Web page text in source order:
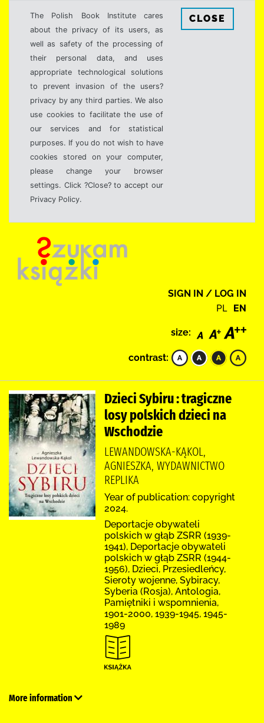
The Polish Book Institute cares
about the privacy of its users, as
well as safety of the processing of
their personal data, and uses
appropriate technological solutions
to prevent invasion of the users?
privacy by any third parties. We also
use cookies to facilitate the use of
our services and for statistical
purposes. If you do not wish to have
cookies stored on your computer,
please change your browser
settings. Click ?Close? to accept our
Privacy Policy.
CLOSE
SIGN IN / LOG IN
PL EN
size:
contrast:
Dzieci Sybiru : tragiczne
losy polskich dzieci na
Wschodzie
LEWANDOWSKA-KĄKOL,
AGNIESZKA, WYDAWNICTWO
REPLIKA
Year of publication: copyright
2024.
Deportacje obywateli
polskich w głąb ZSRR (1939-
1941), Deportacje obywateli
polskich w głąb ZSRR (1944-
1956), Dzieci, Przesiedleńcy,
Sieroty wojenne, Sybiracy,
Syberia (Rosja), Antologia,
Pamiętniki i wspomnienia,
1901-2000, 1939-1945, 1945-
1989
More information